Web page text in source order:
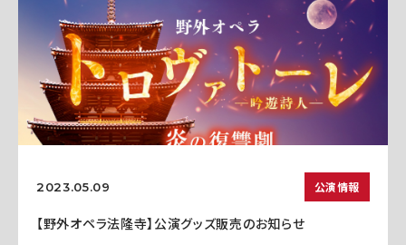
2023.05.09 公演情報
【野外オペラ法隆寺】公演グッズ販売のお知らせ